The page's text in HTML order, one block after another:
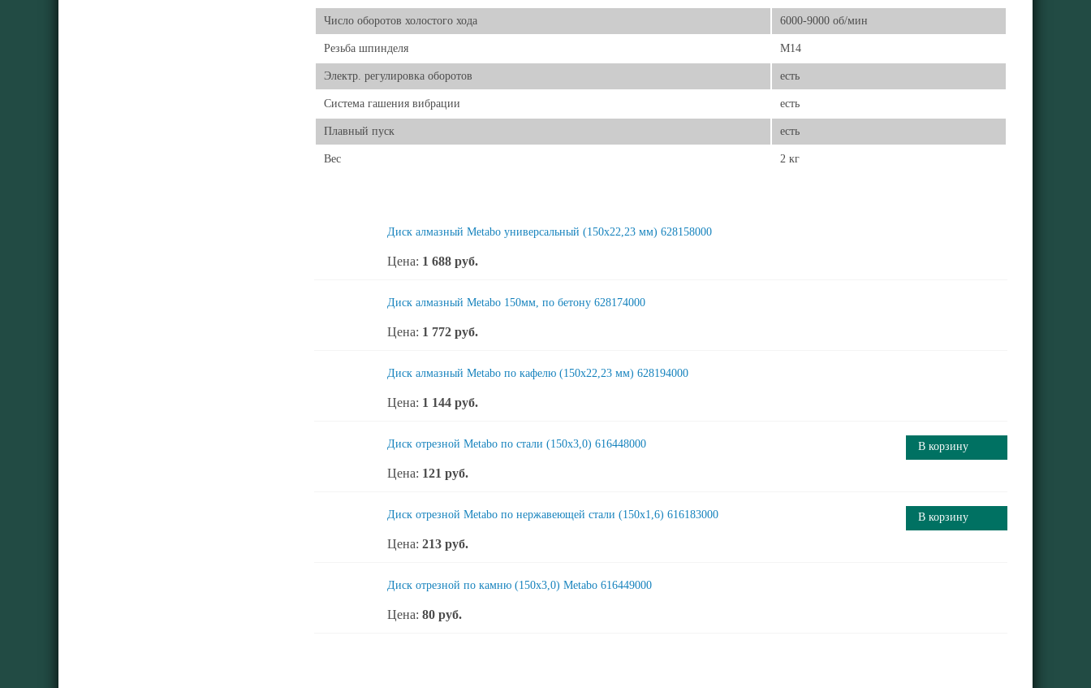
Число оборотов холостого хода 6000-9000 об/мин
Резьба шпинделя М14
Электр. регулировка оборотов есть
Система гашения вибрации есть
Плавный пуск есть
Вес 2 кг
Диск алмазный Metabo универсальный (150x22,23 мм) 628158000
Цена: 1 688 руб.
Диск алмазный Metabo 150мм, по бетону 628174000
Цена: 1 772 руб.
Диск алмазный Metabo по кафелю (150x22,23 мм) 628194000
Цена: 1 144 руб.
В корзину
Диск отрезной Metabo по стали (150x3,0) 616448000
Цена: 121 руб.
В корзину
Диск отрезной Metabo по нержавеющей стали (150x1,6) 616183000
Цена: 213 руб.
Диск отрезной по камню (150x3,0) Metabo 616449000
Цена: 80 руб.